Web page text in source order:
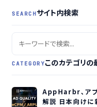
SEARCHサイト内検索
CATEGORYこのカテゴリの
AppHarbr、ア
解説 日本向けに